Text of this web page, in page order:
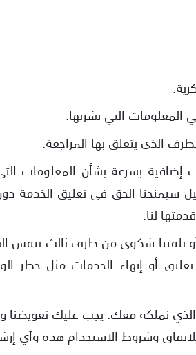
التي نشرتها.
الذي يتعلق بها المراجعة.
بسرعة بشأن المعلومات التي
سيمنحنا الحق في تعليق الخدمة
لنا.
أو تلقينا شكوى من طرف ثالث بنفس
أو إنهاء الخدمات مثل حظر
الذي نملكه معك. يجب عليك
للاتفاق وشروط الاستخدام هذه وأي